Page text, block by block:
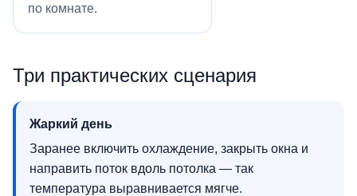
по комнате.
Три практических сценария
Жаркий день
Заранее включить охлаждение, закрыть окна и
направить поток вдоль потолка — так
температура выравнивается мягче.